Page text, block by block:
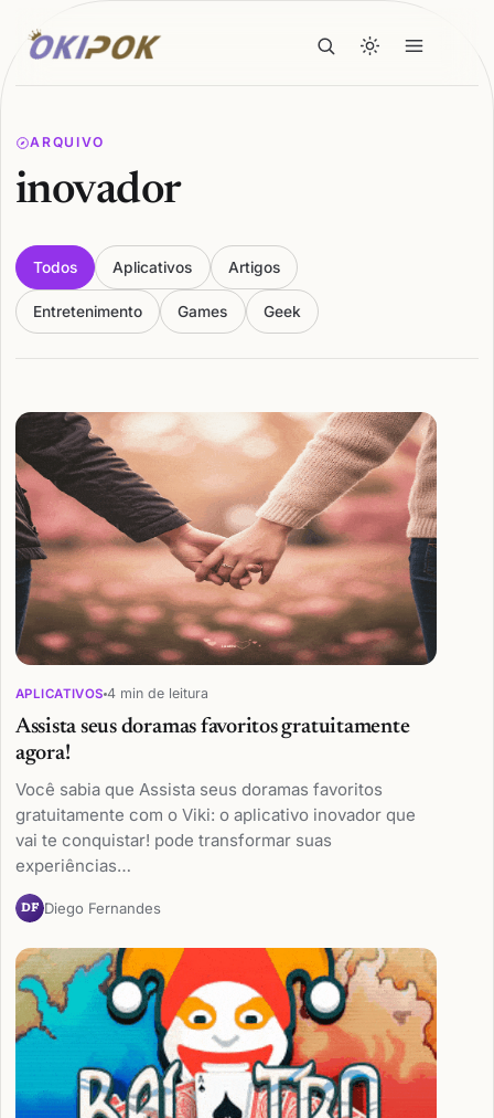
ARQUIVO
inovador
Todos Aplicativos Artigos
Entretenimento Games Geek
Articles
APLICATIVOS 4 min de leitura
Assista seus doramas favoritos gratuitamente
agora!
Você sabia que Assista seus doramas favoritos
gratuitamente com o Viki: o aplicativo inovador que
vai te conquistar! pode transformar suas
experiências…
DF Diego Fernandes